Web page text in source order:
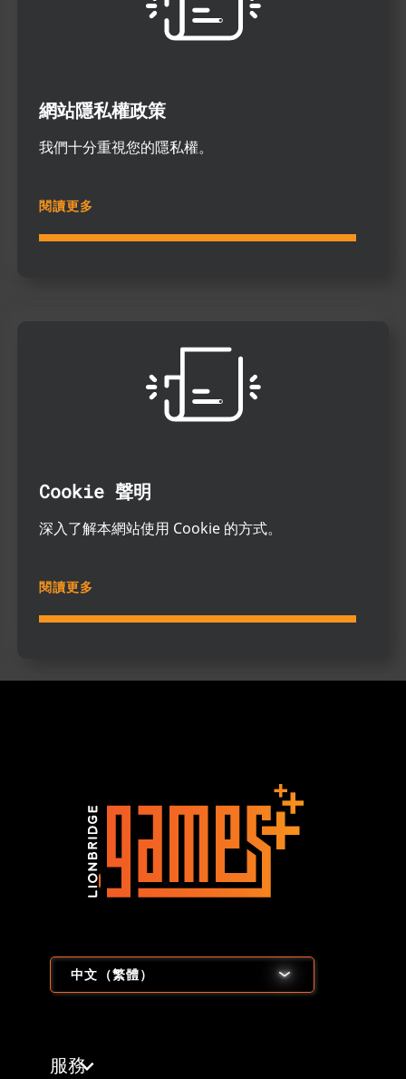
網站隱私權政策
我們十分重視您的隱私權。
閱讀更多
Cookie 聲明
深入了解本網站使用 Cookie 的方式。
閱讀更多
中文（繁體）
服務